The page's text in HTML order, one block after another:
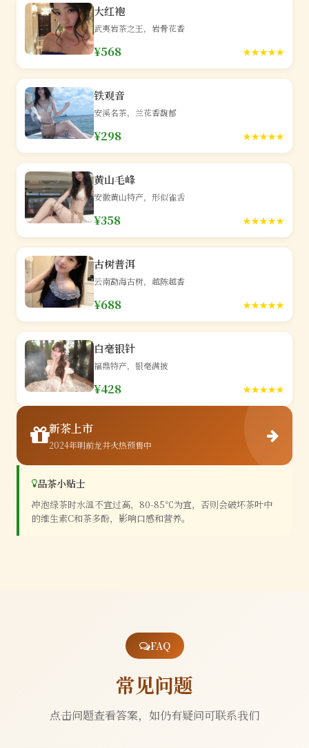
大红袍
武夷岩茶之王，岩骨花香
¥568 ★★★★★
铁观音
安溪名茶，兰花香馥郁
¥298 ★★★★★
黄山毛峰
安徽黄山特产，形似雀舌
¥358 ★★★★★
古树普洱
云南勐海古树，越陈越香
¥688 ★★★★★
白毫银针
福鼎特产，银毫满披
¥428 ★★★★★
新茶上市
2024年明前龙井火热预售中
品茶小贴士
冲泡绿茶时水温不宜过高，80-85℃为宜，否则会破坏茶叶中
的维生素C和茶多酚，影响口感和营养。
FAQ
常见问题
点击问题查看答案，如仍有疑问可联系我们